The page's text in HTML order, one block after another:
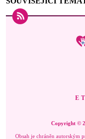
Copyright ©
Obsah je chráněn autorským